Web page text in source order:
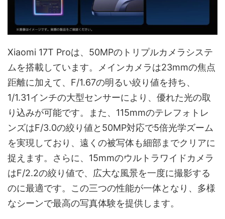
Xiaomi 17T Proは、50MPのトリプルカメラシステ
ムを搭載しています。メインカメラは23mmの焦点
距離に加えて、F/1.67の明るい絞り値を持ち、
1/1.31インチの大型センサーにより、優れた光の取
り込みが可能です。また、115mmのテレフォトレ
ンズはF/3.0の絞り値と50MP対応で5倍光学ズーム
を実現しており、遠くの被写体も細部までクリアに
捉えます。さらに、15mmのウルトラワイドカメラ
はF/2.2の絞り値で、広大な風景を一度に撮影する
のに最適です。この三つの性能が一体となり、多様
なシーンで最高の写真体験を提供します。